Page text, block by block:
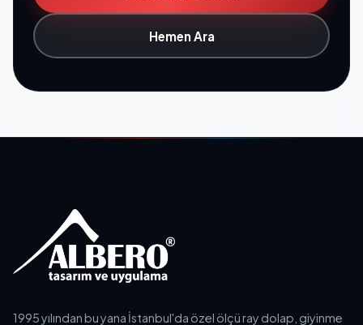
Hemen Ara
1995 yılından bu yana İstanbul'da özel ölçü ray dolap, giyinme